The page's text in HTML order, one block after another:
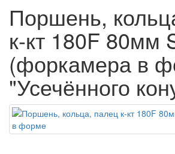
Поршень,
к-кт 180F 80мм
(форкамера в
"Усечённого